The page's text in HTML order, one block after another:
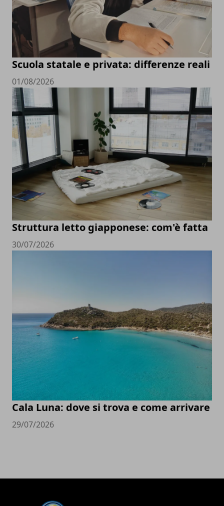
Scuola statale e privata: differenze reali
01/08/2026
Struttura letto giapponese: com'è fatta
30/07/2026
Cala Luna: dove si trova e come arrivare
29/07/2026